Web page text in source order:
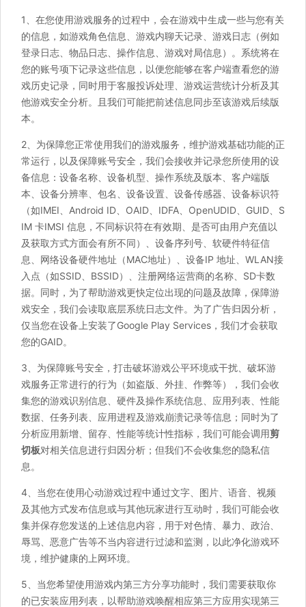
1、在您使用游戏服务的过程中，会在游戏中生成一些与您有关
的信息，如游戏角色信息、游戏内聊天记录、游戏日志（例如
登录日志、物品日志、操作信息、游戏对局信息）。系统将在
您的账号项下记录这些信息，以便您能够在客户端查看您的游
戏历史记录，同时用于客服投诉处理、游戏运营统计分析及其
他游戏安全分析。且我们可能把前述信息同步至该游戏后续版
本。
2、为保障您正常使用我们的游戏服务，维护游戏基础功能的正
常运行，以及保障账号安全，我们会接收并记录您所使用的设
备信息：设备名称、设备机型、操作系统及版本、客户端版
本、设备分辨率、包名、设备设置、设备传感器、设备标识符
（如IMEI、Android ID、OAID、IDFA、OpenUDID、GUID、S
IM 卡IMSI 信息，不同标识符在有效期、是否可由用户充值以
及获取方式方面会有所不同）、设备序列号、软硬件特征信
息、网络设备硬件地址（MAC地址）、设备IP 地址、WLAN接
入点（如SSID、BSSID）、注册网络运营商的名称、SD卡数
据。同时，为了帮助游戏更快定位出现的问题及故障，保障游
戏安全，我们会读取底层系统日志文件。为了广告归因分析，
仅当您在设备上安装了Google Play Services，我们才会获取
您的GAID。
3、为保障账号安全，打击破坏游戏公平环境或干扰、破坏游
戏服务正常进行的行为（如盗版、外挂、作弊等），我们会收
集您的游戏识别信息、硬件及操作系统信息、应用列表、性能
数据、任务列表、应用进程及游戏崩溃记录等信息；同时为了
分析应用新增、留存、性能等统计性指标，我们可能会调用剪
切板对相关信息进行归因分析；但我们不会收集您的隐私信
息。
4、当您在使用心动游戏过程中通过文字、图片、语音、视频
及其他方式发布信息或与其他玩家进行互动时，我们可能会收
集并保存您发送的上述信息内容，用于对色情、暴力、政治、
辱骂、恶意广告等不当内容进行过滤和监测，以此净化游戏环
境，维护健康的上网环境。
5、当您希望使用游戏内第三方分享功能时，我们需要获取你
的已安装应用列表，以帮助游戏唤醒相应第三方应用实现第三